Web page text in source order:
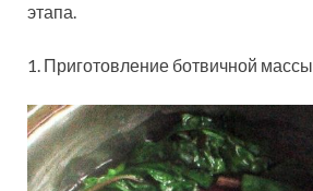
этапа.
1. Приготовление ботвичной массы.